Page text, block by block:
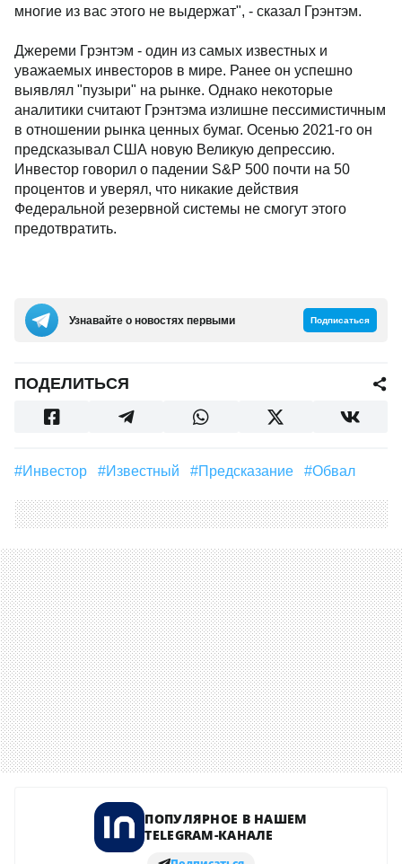
многие из вас этого не выдержат", - сказал Грэнтэм.
Джереми Грэнтэм - один из самых известных и
уважаемых инвесторов в мире. Ранее он успешно
выявлял "пузыри" на рынке. Однако некоторые
аналитики считают Грэнтэма излишне пессимистичным
в отношении рынка ценных бумаг. Осенью 2021-го он
предсказывал США новую Великую депрессию.
Инвестор говорил о падении S&P 500 почти на 50
процентов и уверял, что никакие действия
Федеральной резервной системы не смогут этого
предотвратить.
Узнавайте о новостях первыми Подписаться
ПОДЕЛИТЬСЯ
#инвестор #известный #предсказание #Обвал